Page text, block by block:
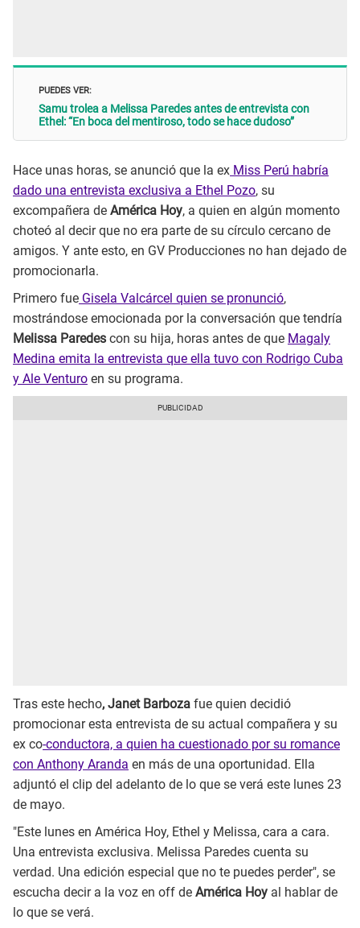
PUEDES VER:
Samu trolea a Melissa Paredes antes de entrevista con
Ethel: “En boca del mentiroso, todo se hace dudoso”
Hace unas horas, se anunció que la ex Miss Perú habría
dado una entrevista exclusiva a Ethel Pozo, su
excompañera de América Hoy, a quien en algún momento
choteó al decir que no era parte de su círculo cercano de
amigos. Y ante esto, en GV Producciones no han dejado de
promocionarla.
Primero fue Gisela Valcárcel quien se pronunció,
mostrándose emocionada por la conversación que tendría
Melissa Paredes con su hija, horas antes de que Magaly
Medina emita la entrevista que ella tuvo con Rodrigo Cuba
y Ale Venturo en su programa.
Tras este hecho, Janet Barboza fue quien decidió
promocionar esta entrevista de su actual compañera y su
ex co-conductora, a quien ha cuestionado por su romance
con Anthony Aranda en más de una oportunidad. Ella
adjuntó el clip del adelanto de lo que se verá este lunes 23
de mayo.
"Este lunes en América Hoy, Ethel y Melissa, cara a cara.
Una entrevista exclusiva. Melissa Paredes cuenta su
verdad. Una edición especial que no te puedes perder", se
escucha decir a la voz en off de América Hoy al hablar de
lo que se verá.